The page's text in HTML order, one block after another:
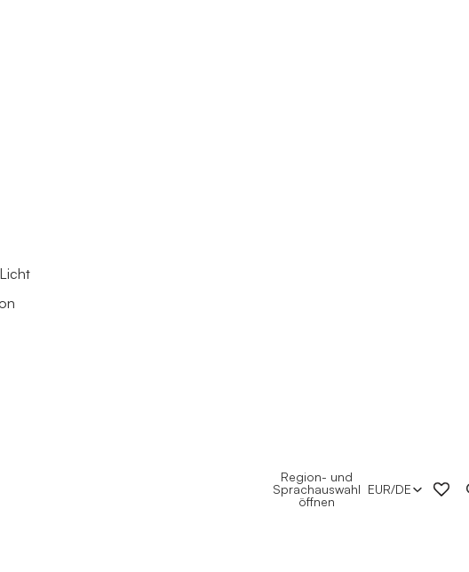
Region- und
Sprachauswahl
öffnen
EUR/DE